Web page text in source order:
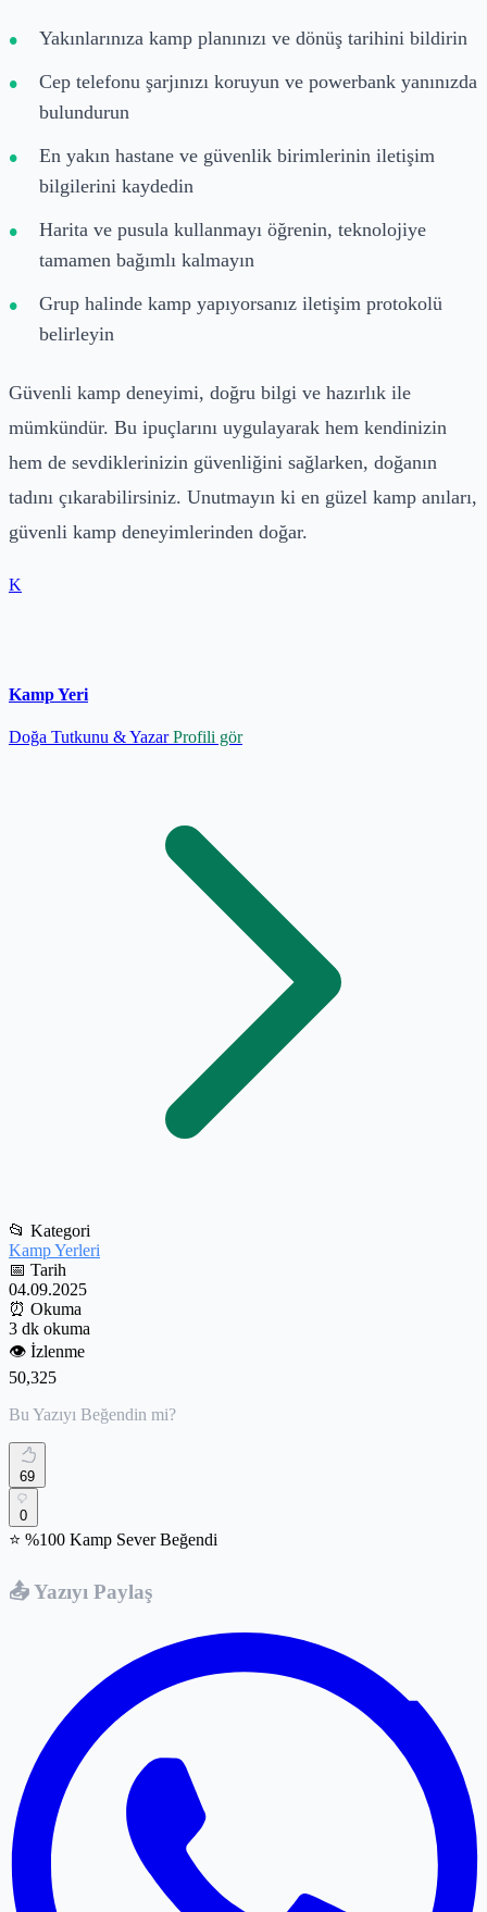
Yakınlarınıza kamp planınızı ve dönüş tarihini bildirin
Cep telefonu şarjınızı koruyun ve powerbank yanınızda
bulundurun
En yakın hastane ve güvenlik birimlerinin iletişim
bilgilerini kaydedin
Harita ve pusula kullanmayı öğrenin, teknolojiye
tamamen bağımlı kalmayın
Grup halinde kamp yapıyorsanız iletişim protokolü
belirleyin
Güvenli kamp deneyimi, doğru bilgi ve hazırlık ile
mümkündür. Bu ipuçlarını uygulayarak hem kendinizin
hem de sevdiklerinizin güvenliğini sağlarken, doğanın
tadını çıkarabilirsiniz. Unutmayın ki en güzel kamp anıları,
güvenli kamp deneyimlerinden doğar.
K
Kamp Yeri
Doğa Tutkunu & Yazar Profili gör
📂 Kategori
Kamp Yerleri
📅 Tarih
04.09.2025
⏰ Okuma
3 dk okuma
👁️ İzlenme
50,325
Bu Yazıyı Beğendin mi?
69
0
⭐ %100 Kamp Sever Beğendi
📤 Yazıyı Paylaş